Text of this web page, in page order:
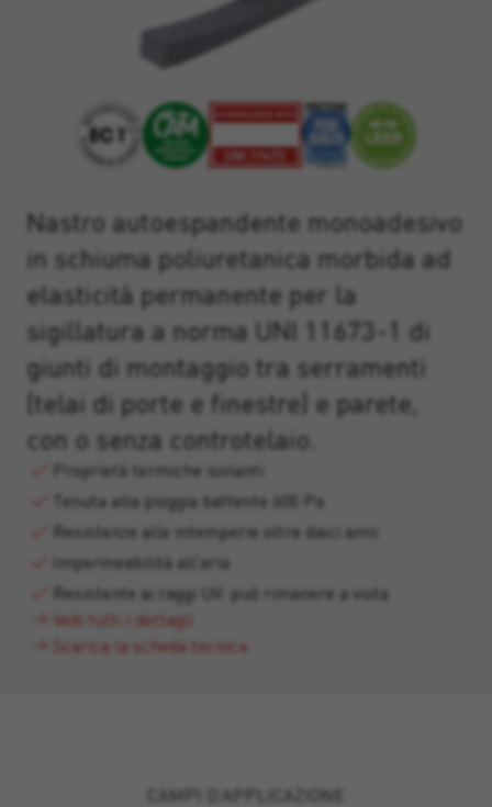
Nastro autoespandente monoadesivo
in schiuma poliuretanica morbida ad
elasticità permanente per la
sigillatura a norma UNI 11673-1 di
giunti di montaggio tra serramenti
(telai di porte e finestre) e parete,
con o senza controtelaio.
Proprietà termiche isolanti
Tenuta alla pioggia battente 600 Pa
Resistenze alle intemperie oltre dieci anni
Impermeabilità all’aria
Resistente ai raggi UV: può rimanere a vista
Vedi tutti i dettagli
Scarica la scheda tecnica
CAMPI D’APPLICAZIONE